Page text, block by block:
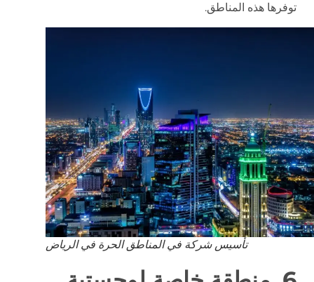
توفرها هذه المناطق.
تأسيس شركة في المناطق الحرة في الرياض